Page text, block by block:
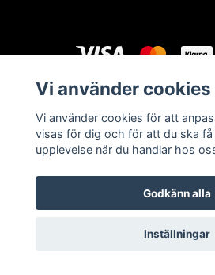
© 2026 Härninge
Vi använder cookies
Vi använder cookies för att
visas för dig och för att du ska få
upplevelse när du handlar hos
Godkänn alla
Inställningar